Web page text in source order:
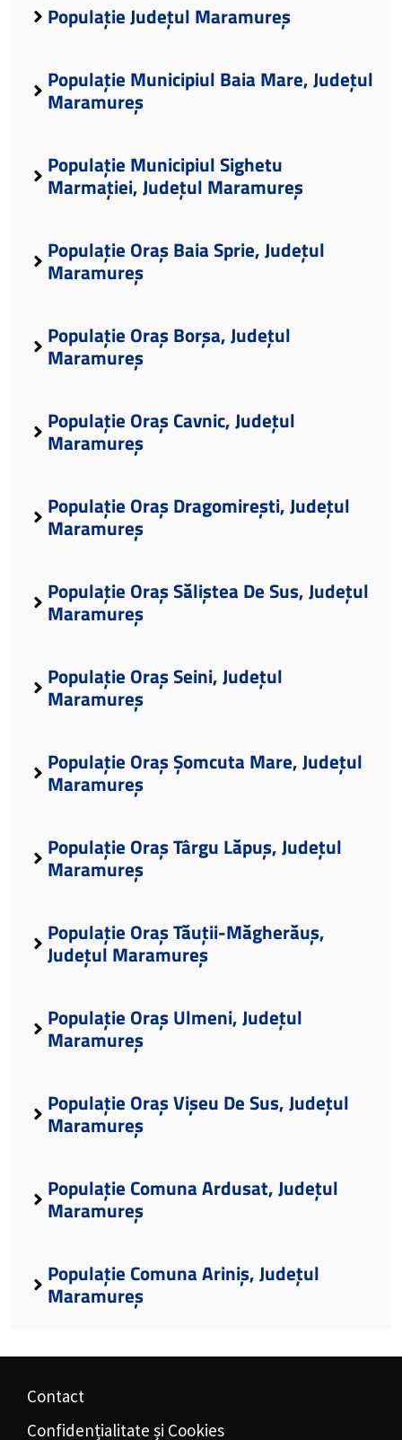
Populație Județul Maramureș
Populație Municipiul Baia Mare, Județul
Maramureș
Populație Municipiul Sighetu
Marmației, Județul Maramureș
Populație Oraș Baia Sprie, Județul
Maramureș
Populație Oraș Borșa, Județul
Maramureș
Populație Oraș Cavnic, Județul
Maramureș
Populație Oraș Dragomirești, Județul
Maramureș
Populație Oraș Săliștea De Sus, Județul
Maramureș
Populație Oraș Seini, Județul
Maramureș
Populație Oraș Șomcuta Mare, Județul
Maramureș
Populație Oraș Târgu Lăpuș, Județul
Maramureș
Populație Oraș Tăuții-Măgherăuș,
Județul Maramureș
Populație Oraș Ulmeni, Județul
Maramureș
Populație Oraș Vișeu De Sus, Județul
Maramureș
Populație Comuna Ardusat, Județul
Maramureș
Populație Comuna Ariniș, Județul
Maramureș
Contact
Confidențialitate și Cookies